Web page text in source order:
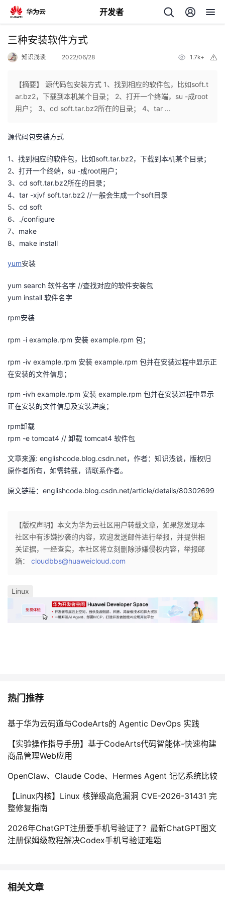
开发者
返
主
页
的
开
发
者
我
的
博
客
我
的
论
坛
我
的
圈
我
的
播
我
活
动
的
关
注
我
的
开
发
学
堂
的
我
我
的
Programs
我
的
持
我
技
的
议
三种安装软件方式
知识浅谈 2022/06/28 1.7k+
【摘要】 源代码包安装方式 1、找到相应的软件包，比如soft.t
ar.bz2，下载到本机某个目录； 2、打开一个终端，su -成root
用户； 3、cd soft.tar.bz2所在的目录； 4、tar ...
源代码包安装方式
1、找到相应的软件包，比如soft.tar.bz2，下载到本机某个目录；
2、打开一个终端，su -成root用户；
3、cd soft.tar.bz2所在的目录；
4、tar -xjvf soft.tar.bz2 //一般会生成一个soft目录
5、cd soft
6、./configure
7、make
8、make install
yum安装
yum search 软件名字 //查找对应的软件安装包
yum install 软件名字
rpm安装
rpm -i example.rpm 安装 example.rpm 包；
rpm -iv example.rpm 安装 example.rpm 包并在安装过程中显示正
在安装的文件信息；
rpm -ivh example.rpm 安装 example.rpm 包并在安装过程中显示
正在安装的文件信息及安装进度；
rpm卸载
rpm -e tomcat4 // 卸载 tomcat4 软件包
文章来源: englishcode.blog.csdn.net，作者：知识浅谈，版权归
原作者所有，如需转载，请联系作者。
原文链接：englishcode.blog.csdn.net/article/details/80302699
【版权声明】本文为华为云社区用户转载文章，如果您发现本
社区中有涉嫌抄袭的内容，欢迎发送邮件进行举报，并提供相
关证据，一经查实，本社区将立刻删除涉嫌侵权内容，举报邮
箱： cloudbbs@huaweicloud.com
Linux
热门推荐
基于华为云码道与CodeArts的 Agentic DevOps 实践
【实验操作指导手册】基于CodeArts代码智能体-快速构建
商品管理Web应用
OpenClaw、Claude Code、Hermes Agent 记忆系统比较
【Linux内核】Linux 核弹级高危漏洞 CVE-2026-31431 完
整修复指南
2026年ChatGPT注册要手机号验证了？最新ChatGPT图文
注册保姆级教程解决Codex手机号验证难题
相关文章